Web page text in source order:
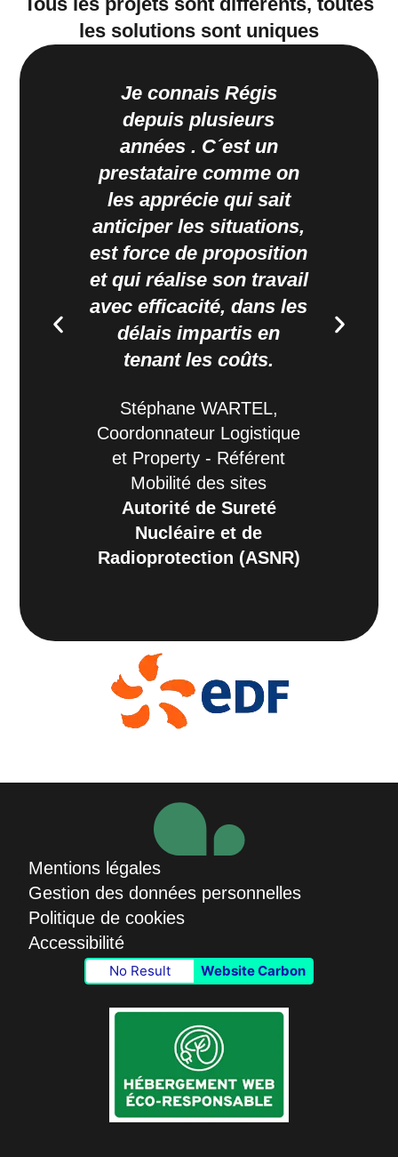
les solutions sont uniques
Je connais Régis
depuis plusieurs
années . C´est un
prestataire comme on
les apprécie qui sait
anticiper les situations,
est force de proposition
et qui réalise son travail
avec efficacité, dans les
délais impartis en
tenant les coûts.
Stéphane WARTEL,
Coordonnateur Logistique
et Property - Référent
Mobilité des sites
Autorité de Sureté
Nucléaire et de
Radioprotection (ASNR)
Mentions légales
Gestion des données personnelles
Politique de cookies
Accessibilité
No Result Website Carbon